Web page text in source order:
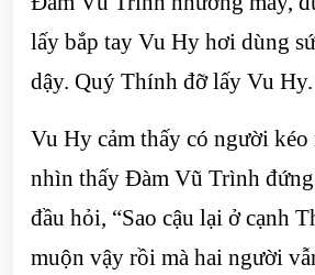
lấy bắp tay Vu Hy hơi dùng
dậy. Quý Thính đỡ lấy Vu Hy.
Vu Hy cảm thấy có người kéo
nhìn thấy Đàm Vũ Trình
đầu hỏi, “Sao cậu lại ở cạnh
muộn vậy rồi mà hai người